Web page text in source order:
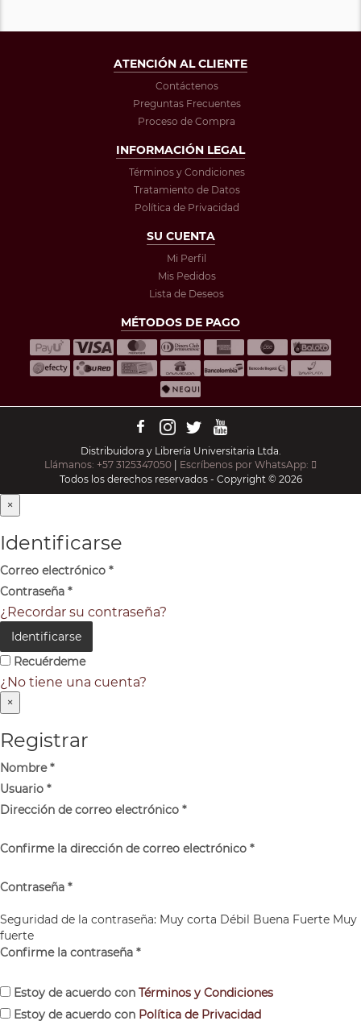
ATENCIÓN AL CLIENTE
Contáctenos
Preguntas Frecuentes
Proceso de Compra
INFORMACIÓN LEGAL
Términos y Condiciones
Tratamiento de Datos
Política de Privacidad
SU CUENTA
Mi Perfil
Mis Pedidos
Lista de Deseos
MÉTODOS DE PAGO
Distribuidora y Librería Universitaria Ltda.
Llámanos: +57 3125347050
Escríbenos por WhatsApp:
Todos los derechos reservados - Copyright © 2026
×
Identificarse
Correo electrónico *
Contraseña *
¿Recordar su contraseña?
Identificarse
Recuérdeme
¿No tiene una cuenta?
×
Registrar
Nombre*
Usuario *
Dirección de correo electrónico *
Confirme la dirección de correo electrónico *
Contraseña *
Seguridad de la contraseña: Muy corta Débil Buena Fuerte Muy
fuerte
Confirme la contraseña *
Estoy de acuerdo con Términos y Condiciones
Estoy de acuerdo con Política de Privacidad